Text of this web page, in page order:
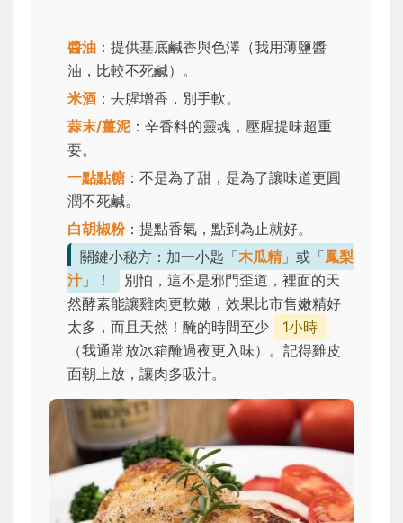
醬油 ：提供基底鹹香與色澤（我用薄鹽醬
油，比較不死鹹）。
米酒 ：去腥增香，別手軟。
蒜末/薑泥：辛香料的靈魂，壓腥提味超重
要。
一點點糖 ：不是為了甜，是為了讓味道更圓
潤不死鹹。
白胡椒粉：提點香氣，點到為止就好。
關鍵小秘方：加一小匙「木瓜精」或「鳳梨
汁」！
別怕，這不是邪門歪道，裡面的天
然酵素能讓雞肉更軟嫩，效果比市售嫩精好
太多，而且天然！醃的時間至少
1小時
（我通常放冰箱醃過夜更入味）。記得雞皮
面朝上放，讓肉多吸汁。